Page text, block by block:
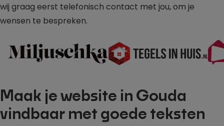
wij graag eerst telefonisch contact met jou, om je
wensen te bespreken.
Maak je website in Gouda
vindbaar met goede teksten